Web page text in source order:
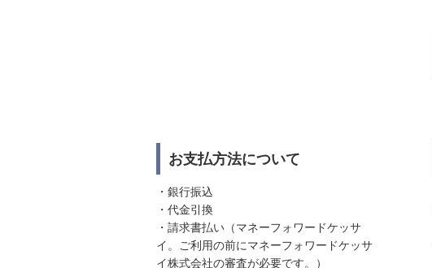
お支払方法について
・銀行振込
・代金引換
・請求書払い（マネーフォワードケッサ
イ。ご利用の前にマネーフォワードケッサ
イ株式会社の審査が必要です。）